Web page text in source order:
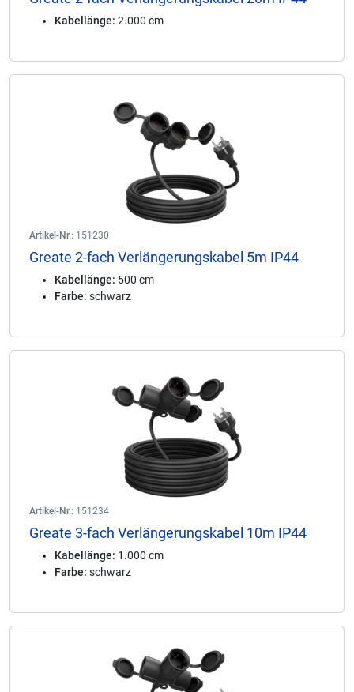
Kabellänge: 2.000 cm
Artikel-Nr.: 151230
Greate 2-fach Verlängerungskabel 5m IP44
Kabellänge: 500 cm
Farbe: schwarz
Artikel-Nr.: 151234
Greate 3-fach Verlängerungskabel 10m IP44
Kabellänge: 1.000 cm
Farbe: schwarz